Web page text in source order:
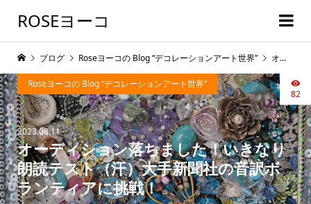
ROSEヨーコ
2023.08.11
オーディション落ちました！いきなり
朗読テスト（汗）大手新聞社の音訳ボ
ランティアに挑戦！
Roseヨーコの Blog “デコレーションアート世界”
82
ブログ Roseヨーコの Blog “デコレーションアート世界” オーディション落ちました！いきなり朗読テスト（汗）大手新聞社の音訳ボランティアに挑戦！